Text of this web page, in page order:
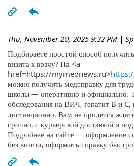
Thu, November 20, 2025 9:32 PM |
Подбираете простой способ
визита к врачу? На <a
href=https://mymednews.ru>
можно получить медсправку для
школы — оперативно и официально.
обследования на ВИЧ, гепатит B и C,
дистанционно. Вам не придётся
срочно, с курьерской доставкой и
Подробнее на сайте — оформление
без визита, оформить справку